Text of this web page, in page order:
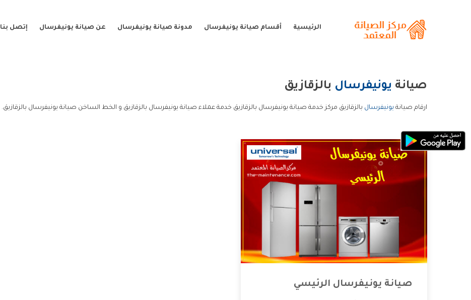
الرئيسية أقسام صيانة يونيفرسال مدونة صيانة يونيفرسال عن صيانة يونيفرسال إتصل بنا
صيانة يونيفرسال بالزقازيق
ارقام صيانة يونيفرسال بالزقازيق مركز خدمة صيانة يونيفرسال بالزقازيق خدمة عملاء صيانة يونيفرسال بالزقازيق و الخط الساخن صيانة يونيفرسال بالزقازيق.
صيانة يونيفرسال الرئيسي